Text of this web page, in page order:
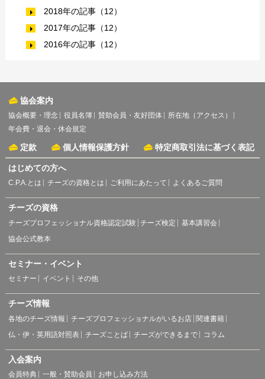
2018年の記事（12）
2017年の記事（12）
2016年の記事（12）
協会案内
協会概要・理念 役員名簿 賛助会員・友好団体
所在地（アクセス）
年会費・退会・休会規定
定款 個人情報保護方針 特定商取引法に基づく表記
はじめての方へ
C.P.A.とは チーズの資格とは ご利用にあたって よくあるご質問
チーズの資格
チーズプロフェッショナル資格認定試験 チーズ検定
基本講習会
協会公式教本
セミナー・イベント
セミナー イベント その他
チーズ情報
各地のチーズ情報 チーズプロフェッショナルがいるお店 関連書籍
仏・伊・英用語対照表
チーズことば チーズができるまで コラム
入会案内
会員特典 一般・賛助会員 お申し込み方法